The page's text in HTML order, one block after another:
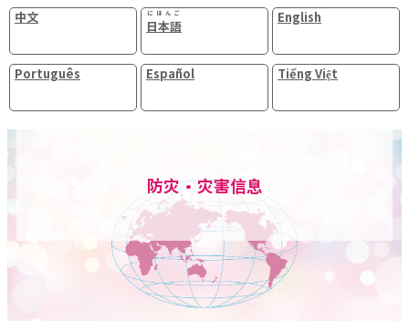
中文
日本語
にほんご English
Português Español Tiếng Việt
防灾・灾害信息